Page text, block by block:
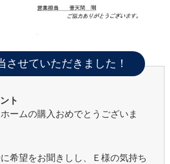
させていただきました！
ト
ームの購入おめでとうございま
希望をお聞きしし、Ｅ様の気持ち